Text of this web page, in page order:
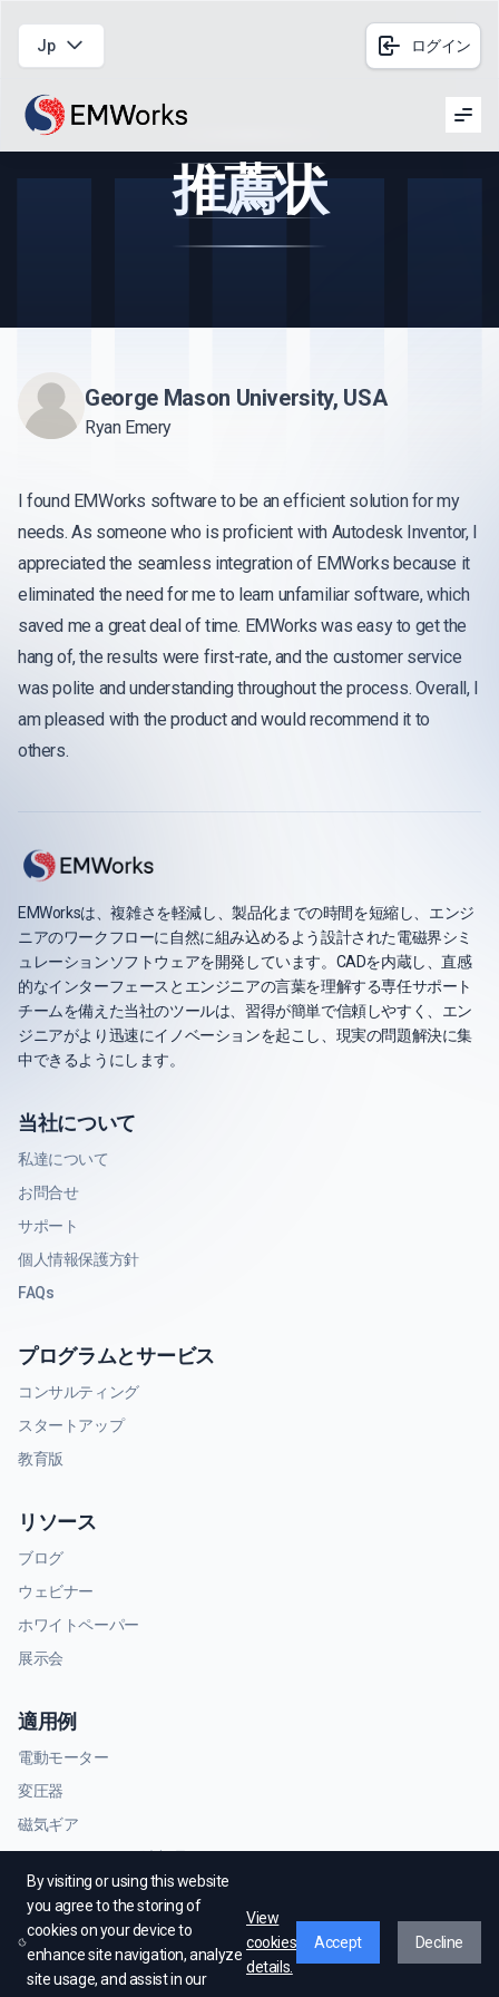
Jp ログイン
推薦状
George Mason University, USA
Ryan Emery
I found EMWorks software to be an efficient solution for my
needs. As someone who is proficient with Autodesk Inventor, I
appreciated the seamless integration of EMWorks because it
eliminated the need for me to learn unfamiliar software, which
saved me a great deal of time. EMWorks was easy to get the
hang of, the results were first-rate, and the customer service
was polite and understanding throughout the process. Overall, I
am pleased with the product and would recommend it to
others.
By visiting or using this website
you agree to the storing of
cookies on your device to
enhance site navigation, analyze
site usage, and assist in our
View
cookies
details.
Accept Decline
EMWorksは、複雑さを軽減し、製品化までの時間を短縮し、エンジ
ニアのワークフローに自然に組み込めるよう設計された電磁界シミ
ュレーションソフトウェアを開発しています。CADを内蔵し、直感
的なインターフェースとエンジニアの言葉を理解する専任サポート
チームを備えた当社のツールは、習得が簡単で信頼しやすく、エン
ジニアがより迅速にイノベーションを起こし、現実の問題解決に集
中できるようにします。
当社について
私達について
お問合せ
サポート
個人情報保護方針
FAQs
プログラムとサービス
コンサルティング
スタートアップ
教育版
リソース
ブログ
ウェビナー
ホワイトペーパー
展示会
適用例
電動モーター
変圧器
磁気ギア